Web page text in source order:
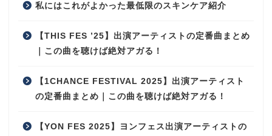
私にはこれがよかった最低限のスキンケア紹介
【THIS FES ’25】出演アーティストの定番曲まとめ
｜この曲を聴けば絶対アガる！
【1CHANCE FESTIVAL 2025】出演アーティスト
の定番曲まとめ｜この曲を聴けば絶対アガる！
【YON FES 2025】ヨンフェス出演アーティストの